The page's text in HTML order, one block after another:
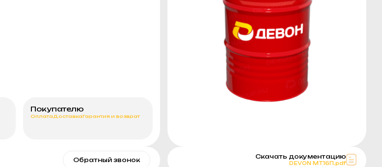
Покупателю
Оплата ДоставкаГарантия и возврат
Обратный звонок Скачать документацию
DEVON МТ16П.pdf